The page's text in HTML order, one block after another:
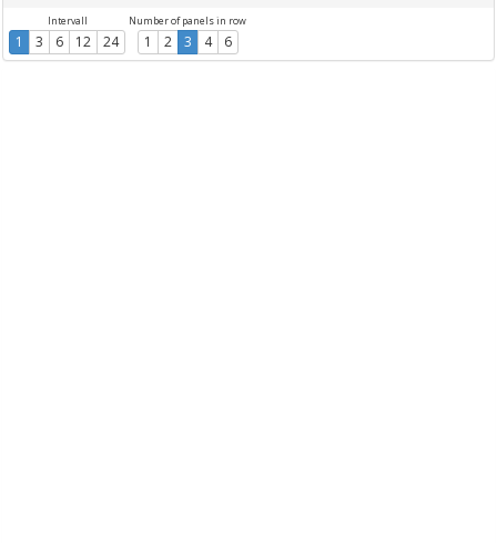
Intervall
1 3 6 12 24
Number of panels in row
1 2 3 4 6